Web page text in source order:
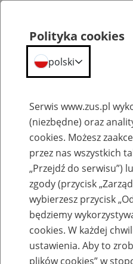
Statystyczny
ZUS
Wyniki
Kategoria
Szukaj
Polityka cookies
polski
Serwis www.zus.pl
(niezbędne) oraz
cookies. Możesz
przez nas wszystkich
„Przejdź do serwisu”)
zgody (przycisk
wybierzesz przycisk
będziemy
cookies. W każdej
ustawienia. Aby to
plików cookies” w